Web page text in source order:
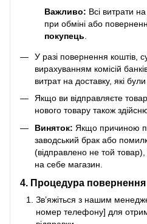
Важливо: Всі витрати
при обміні або
покупець
У разі повернення коштів,
вирахуванням комісій
витрат на доставку, які
Якщо ви відправляєте
нового товару також
Виняток: Якщо причиною
заводський брак або
(відправлено не той товар),
на себе магазин.
4. Процедура повернення
Зв’яжіться з нашим
номер телефону] для